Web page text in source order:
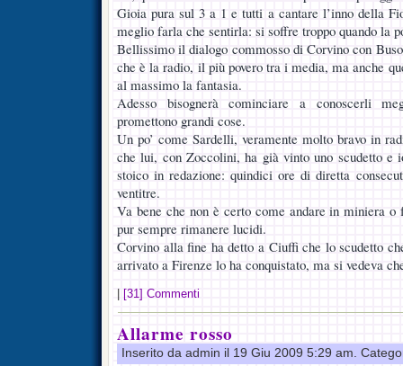
Gioia pura sul 3 a 1 e tutti a cantare l’inno della
meglio farla che sentirla: si soffre troppo quando la
Bellissimo il dialogo commosso di Corvino con
che è la radio, il più povero tra i media, ma anche
al massimo la fantasia.
Adesso bisognerà cominciare a conoscerli
promettono grandi cose.
Un po’ come Sardelli, veramente molto bravo in
che lui, con Zoccolini, ha già vinto uno scudetto
stoico in redazione: quindici ore di diretta
ventitre.
Va bene che non è certo come andare in miniera
pur sempre rimanere lucidi.
Corvino alla fine ha detto a Ciuffi che lo scudetto
arrivato a Firenze lo ha conquistato, ma si vedeva
[31] Commenti
Allarme rosso
Inserito da admin il 19 Giu 2009 5:29 am.